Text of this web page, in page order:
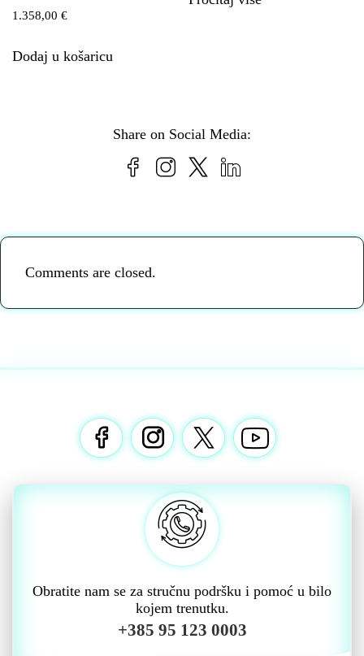
1.358,00 €
Dodaj u košaricu
Share on Social Media:
Comments are closed.
Obratite nam se za stručnu podršku i pomoć u bilo
kojem trenutku.
+385 95 123 0003